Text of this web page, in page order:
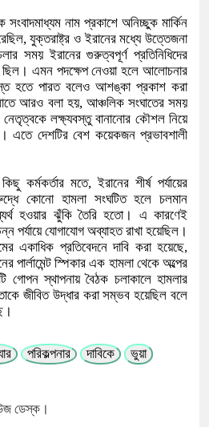
নাম প্রকাশে অনিচ্ছুক মার্কিন
যুক্তরাষ্ট্র ও ইরানের মধ্যে উত্তেজনা
সময় ইরানের গুরুত্বপূর্ণ প্রতিনিধিদের
ছিল। এমন পদক্ষেপ নেওয়া হলে আলোচনার
হতে পারত বলেও আশঙ্কা প্রকাশ করা
আরও বলা হয়, আঞ্চলিক সংঘাতের সময়
নেতৃত্বকে লক্ষ্যবস্তু বানানোর কৌশল নিয়ে
এতে দেশটির বেশ কয়েকজন প্রভাবশালী
কর্মকর্তার মতে, ইরানের শীর্ষ পর্যায়ের
কোনো হামলা সংঘটিত হলে চলমান
হওয়ার ঝুঁকি তৈরি হতো। এ কারণেই
পর্যায়ে যোগাযোগ অব্যাহত রাখা হয়েছিল।
একাধিক প্রতিবেদনে দাবি করা হয়েছে,
পার্লামেন্ট স্পিকার এক হামলা থেকে অল্পের
গোপন স্থাপনায় বৈঠক চলাকালে হামলার
জীবিত উদ্ধার করা সম্ভব হয়েছিল বলে
পরিকল্পনার দাবিকে
ভুয়া
ডেস্ক।